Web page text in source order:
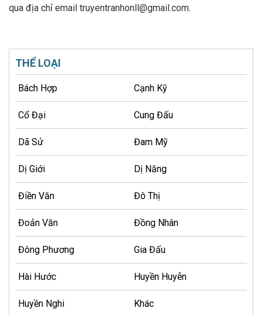
qua địa chỉ email truyentranhonll@gmail.com.
THỂ LOẠI
Bách Hợp Cạnh Kỹ
Cổ Đại Cung Đấu
Dã Sử Đam Mỹ
Dị Giới Dị Năng
Điền Văn Đô Thị
Đoản Văn Đồng Nhân
Đông Phương Gia Đấu
Hài Hước Huyền Huyễn
Huyền Nghi Khác